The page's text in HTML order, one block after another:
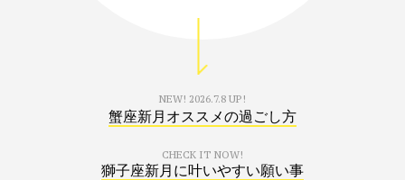
NEW! 2026.7.8 UP!
蟹座新月オススメの過ごし方
CHECK IT NOW!
獅子座新月に叶いやすい願い事